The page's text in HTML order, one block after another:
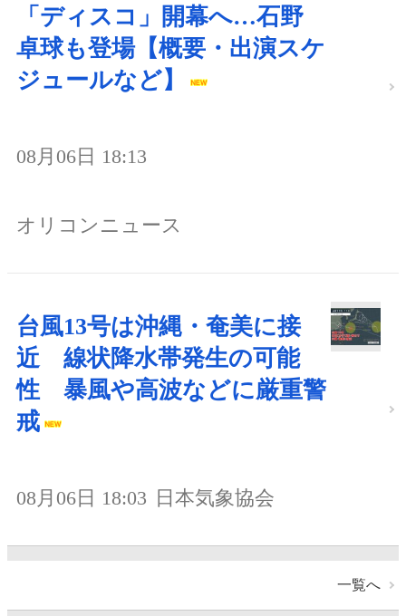
「ディスコ」開幕へ…石野
卓球も登場【概要・出演スケ
ジュールなど】
08月06日 18:13
オリコンニュース
台風13号は沖縄・奄美に接
近 線状降水帯発生の可能
性 暴風や高波などに厳重警
戒
08月06日 18:03 日本気象協会
一覧へ